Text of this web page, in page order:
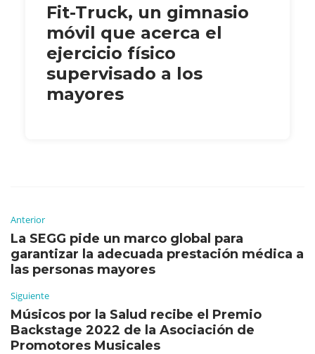
Fit-Truck, un gimnasio
móvil que acerca el
ejercicio físico
supervisado a los
mayores
Anterior
La SEGG pide un marco global para
garantizar la adecuada prestación médica a
las personas mayores
Siguiente
Músicos por la Salud recibe el Premio
Backstage 2022 de la Asociación de
Promotores Musicales